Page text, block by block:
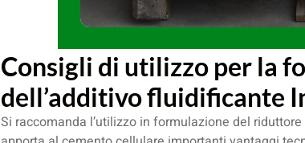
Consigli di utilizzo per la
dell’additivo fluidificante
Si raccomanda l’utilizzo in formulazione del riduttore